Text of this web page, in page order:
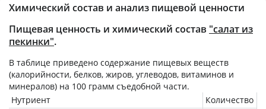
Химический состав и анализ пищевой ценности
Пищевая ценность и химический состав "салат из
пекинки".
В таблице приведено содержание пищевых веществ
(калорийности, белков, жиров, углеводов, витаминов и
минералов) на 100 грамм съедобной части.
Нутриент
Количество